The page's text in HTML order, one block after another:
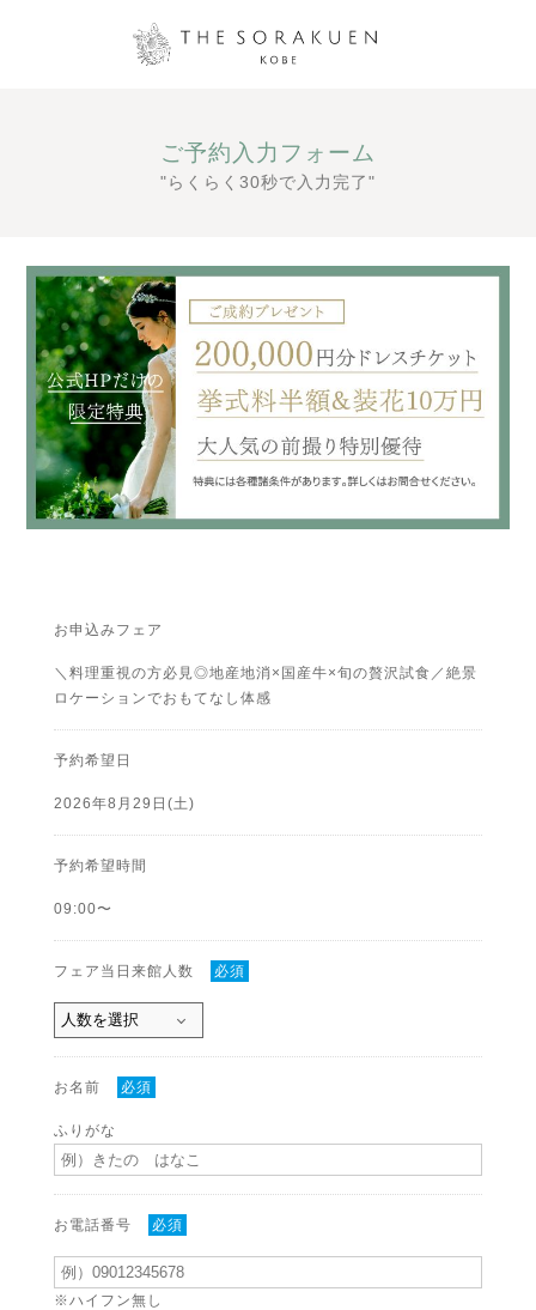
ご予約入力フォーム
"らくらく30秒で入力完了"
お申込みフェア
＼料理重視の方必見◎地産地消×国産牛×旬の贅沢試食／絶景
ロケーションでおもてなし体感
予約希望日
2026年8月29日(土)
予約希望時間
09:00〜
フェア当日来館人数 必須
お名前 必須
ふりがな
お電話番号 必須
※ハイフン無し